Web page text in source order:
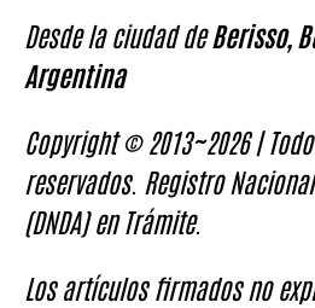
Desde la ciudad deBerisso,
Argentina
Copyright © 2013~2026 |
reservados. Registro
(DNDA) en Trámite.
Los artículos firmados no